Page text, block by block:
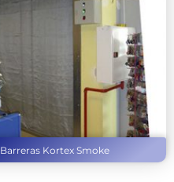
Barreras Kortex Smoke